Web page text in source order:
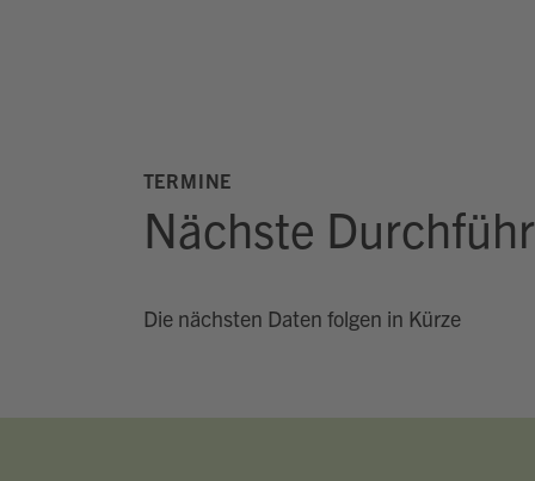
TERMINE
Nächste
Die nächsten Daten folgen in Kürze